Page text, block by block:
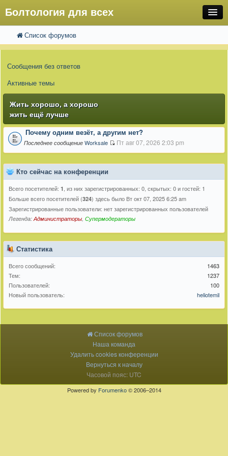
Болтология для всех
FAQ
Расширенный поиск
Список форумов
Сообщения без ответов
Активные темы
Жить хорошо, а хорошо
жить ещё лучше
Почему одним везёт, а другим нет?
Последнее сообщение Worksale Пт авг 07, 2026 2:03 pm
Кто сейчас на конференции
Всего посетителей: 1 , из них зарегистрированных: 0, скрытых: 0 и гостей: 1
Больше всего посетителей (324) здесь было Вт окт 07, 2025 6:25 am
Зарегистрированные пользователи: нет зарегистрированных пользователей
Легенда:Администраторы, Супермодераторы
Статистика
Всего сообщений:
1463
Тем:
1237
Пользователей:
100
Новый пользователь:
heliotemil
Список форумов
Наша команда
Удалить cookies конференции
Вернуться к началу
Часовой пояс: UTC
Powered by Forumenko© 2006–2014